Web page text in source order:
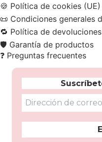
🍪 Política de cookies (UE)
📜 Condiciones generales
🔁 Política de
🛡️ Garantía de productos
❓ Preguntas frecuentes